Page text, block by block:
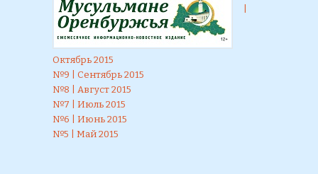
Октябрь 2015
№9 | Сентябрь 2015
№8 | Август 2015
№7 | Июль 2015
№6 | Июнь 2015
№5 | Май 2015